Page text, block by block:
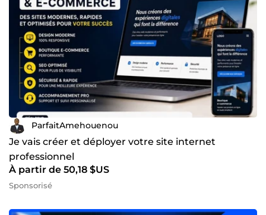
ParfaitAmehouenou
Je vais créer et déployer votre site internet
professionnel
À partir de 50,18 $US
Sponsorisé